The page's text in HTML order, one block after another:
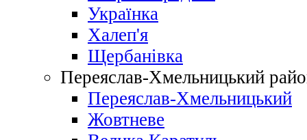
Українка
Халеп'я
Щербанівка
Переяслав-Хмельницький
Переяслав-Хмельницький
Жовтневе